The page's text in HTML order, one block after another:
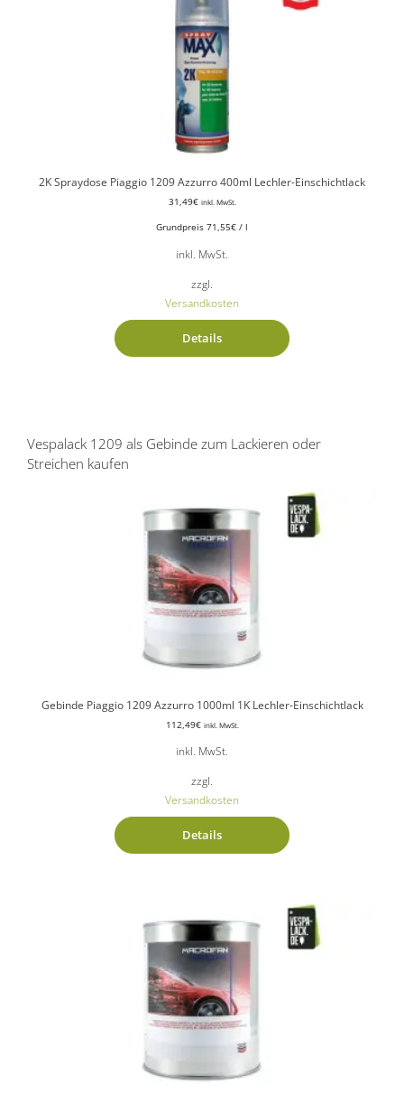
2K Spraydose Piaggio 1209 Azzurro 400ml Lechler-Einschichtlack
31,49€ inkl. MwSt.
Grundpreis 71,55€ / l
inkl. MwSt.
zzgl.
Versandkosten
Details
Vespalack 1209 als Gebinde zum Lackieren oder
Streichen kaufen
Gebinde Piaggio 1209 Azzurro 1000ml 1K Lechler-Einschichtlack
112,49€ inkl. MwSt.
inkl. MwSt.
zzgl.
Versandkosten
Details